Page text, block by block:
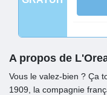
A propos de
Vous le valez-bien ? Ça
1909, la compagnie